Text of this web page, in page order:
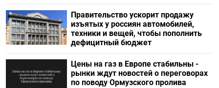
Правительство ускорит продажу
изъятых у россиян автомобилей,
техники и вещей, чтобы пополнить
дефицитный бюджет
Цены на газ в Европе стабильны -
рынки ждут новостей о переговорах
по поводу Ормузского пролива